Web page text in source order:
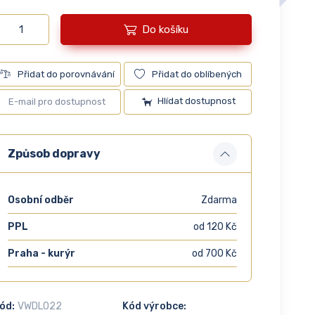
Do košíku
Přidat do porovnávání Přidat do oblíbených
Hlídat dostupnost
Způsob dopravy
Osobní odběr Zdarma
PPL od 120 Kč
Praha - kurýr od 700 Kč
VWDL022 Kód výrobce: